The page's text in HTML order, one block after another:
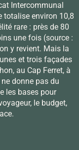
Intercommunal
totalise environ 10,8
rare : près de 80
une fois (source :
y revient. Mais la
et trois façades
au Cap Ferret, à
donne pas du
les bases pour
le budget,